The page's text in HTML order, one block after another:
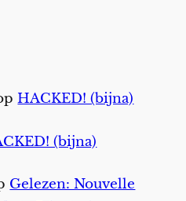
HACKED! (bijna)
(bijna)
Gelezen: Nouvelle